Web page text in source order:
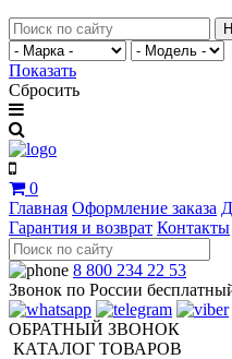
Показать
Сбросить
0
Главная Оформление заказа
Гарантия и возврат Контакты
8 800 234 22 53
Звонок по России
ОБРАТНЫЙ ЗВОНОК
КАТАЛОГ ТОВАРОВ